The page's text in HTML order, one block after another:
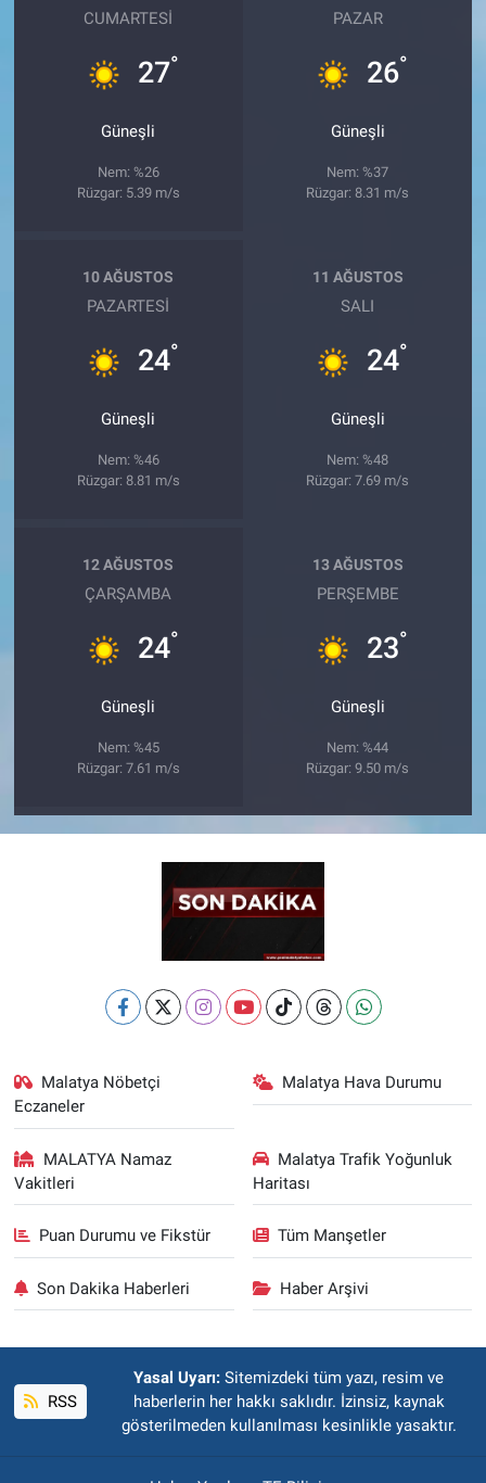
CUMARTESI
27°
Güneşli
Nem: %26
Rüzgar: 5.39 m/s
PAZAR
26°
Güneşli
Nem: %37
Rüzgar: 8.31 m/s
10 AĞUSTOS
PAZARTESI
24°
Güneşli
Nem: %46
Rüzgar: 8.81 m/s
11 AĞUSTOS
SALI
24°
Güneşli
Nem: %48
Rüzgar: 7.69 m/s
12 AĞUSTOS
ÇARŞAMBA
24°
Güneşli
Nem: %45
Rüzgar: 7.61 m/s
13 AĞUSTOS
PERŞEMBE
23°
Güneşli
Nem: %44
Rüzgar: 9.50 m/s
Malatya Nöbetçi
Eczaneler
Malatya Hava Durumu
MALATYA Namaz
Vakitleri
Malatya Trafik Yoğunluk
Haritası
Puan Durumu ve Fikstür Tüm Manşetler
Son Dakika Haberleri Haber Arşivi
RSS
Yasal Uyarı: Sitemizdeki tüm yazı, resim ve
haberlerin her hakkı saklıdır. İzinsiz, kaynak
gösterilmeden kullanılması kesinlikle yasaktır.